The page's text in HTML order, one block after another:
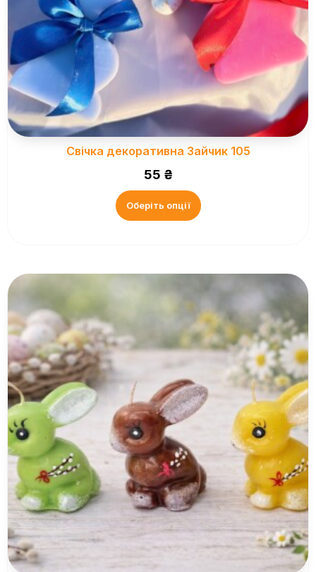
Свічка декоративна Зайчик 105
55 ₴
Оберіть опції